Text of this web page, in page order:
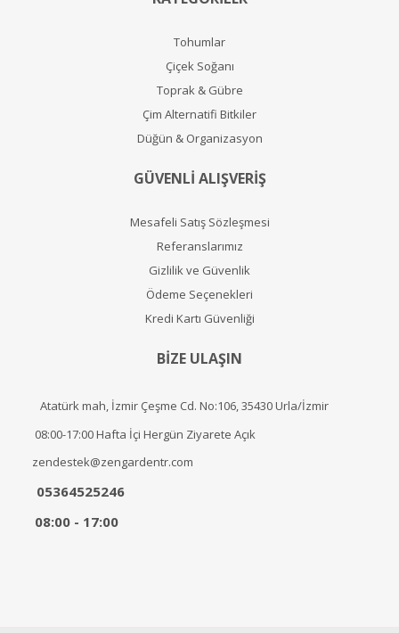
Tohumlar
Çiçek Soğanı
Toprak & Gübre
Çim Alternatifi Bitkiler
Düğün & Organizasyon
GÜVENLİ ALIŞVERİŞ
Mesafeli Satış Sözleşmesi
Referanslarımız
Gizlilik ve Güvenlik
Ödeme Seçenekleri
Kredi Kartı Güvenliği
BİZE ULAŞIN
Atatürk mah, İzmir Çeşme Cd. No:106, 35430 Urla/İzmir
08:00-17:00 Hafta İçi Hergün Ziyarete Açık
zendestek@zengardentr.com
05364525246
08:00 - 17:00